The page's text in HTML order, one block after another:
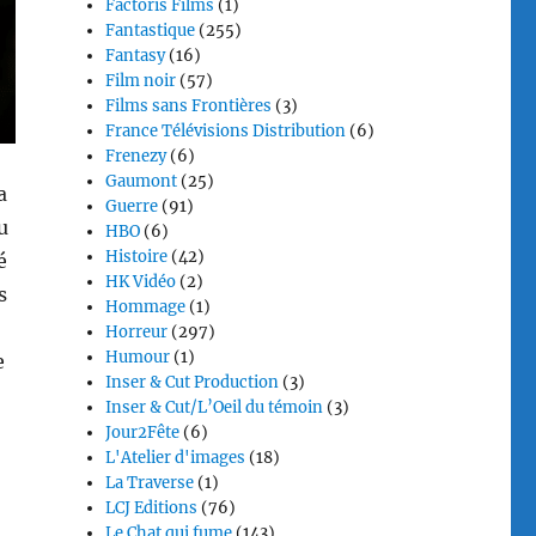
Factoris Films (1)
Fantastique (255)
Fantasy(16)
Film noir (57)
Films sans Frontières (3)
France Télévisions Distribution (6)
Frenezy(6)
Gaumont (25)
Guerre (91)
HBO (6)
Histoire (42)
HK Vidéo (2)
Hommage (1)
Horreur (297)
Humour (1)
Inser & Cut Production (3)
Inser & Cut/L’Oeil du témoin (3)
Jour2Fête (6)
L'Atelier d'images (18)
La Traverse (1)
LCJ Editions (76)